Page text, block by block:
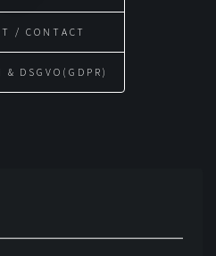
/ CONTACT
& DSGVO(GDPR)